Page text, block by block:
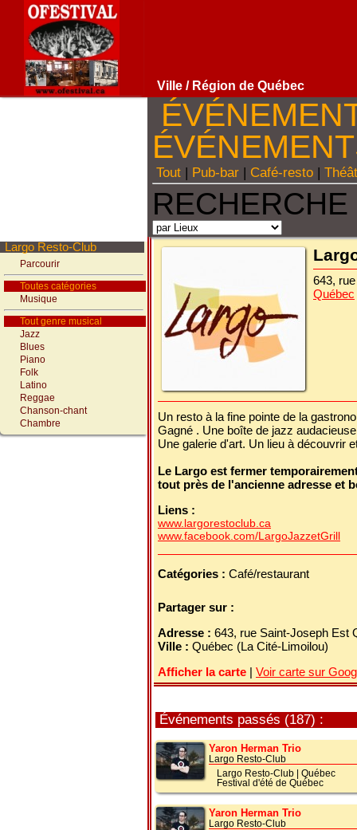
Ville / Région de Québec
Largo Resto-Club
Parcourir
Toutes catégories
Musique
Tout genre musical
Jazz
Blues
Piano
Folk
Latino
Reggae
Chanson-chant
Chambre
Tout | Pub-bar | Café-resto |
643,
Québec
Un resto à la fine pointe de la
Gagné . Une boîte de jazz
Une galerie d'art. Un lieu à découvrir
Le Largo est fermer
tout près de l'ancienne adresse et
Liens :
www.largorestoclub.ca
www.facebook.com/LargoJazzetGrill
Catégories : Café/restaurant
Partager sur :
Adresse : 643, rue Saint-Joseph Est
Ville : Québec (La Cité-Limoilou)
Afficher la carte | Voir carte sur
Événements passés (187) :
Yaron Herman Trio
Largo Resto-Club
Largo Resto-Club
Québec
Festival d'été de Québec
Yaron Herman Trio
Largo Resto-Club